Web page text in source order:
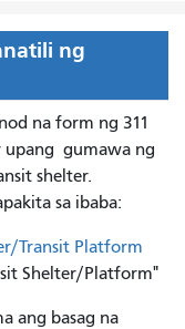
ng
na form ng 311
upang gumawa ng
shelter.
sa ibaba:
Transit Platform
Shelter/Platform"
ang basag na